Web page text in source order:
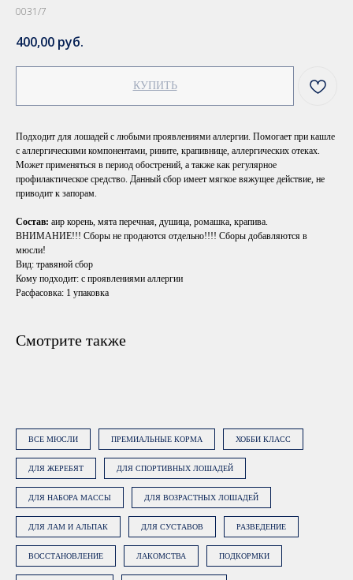
0031/7
400,00 руб.
КУПИТЬ
Подходит для лошадей с любыми проявлениями аллергии. Помогает при кашле
с аллергическими компонентами, рините, крапивнице, аллергических отеках.
Может применяться в период обострений, а также как регулярное
профилактическое средство. Данный сбор имеет мягкое вяжущее действие, не
приводит к запорам.
Состав: аир корень, мята перечная, душица, ромашка, крапива.
ВНИМАНИЕ!!! Сборы не продаются отдельно!!!! Сборы добавляются в
мюсли!
Вид: травяной сбор
Кому подходит: с проявлениями аллергии
Расфасовка: 1 упаковка
Смотрите также
ВСЕ МЮСЛИ ПРЕМИАЛЬНЫЕ КОРМА ХОББИ КЛАСС
ДЛЯ ЖЕРЕБЯТ ДЛЯ СПОРТИВНЫХ ЛОШАДЕЙ
ДЛЯ НАБОРА МАССЫ ДЛЯ ВОЗРАСТНЫХ ЛОШАДЕЙ
ДЛЯ ЛАМ И АЛЬПАК ДЛЯ СУСТАВОВ РАЗВЕДЕНИЕ
ВОССТАНОВЛЕНИЕ ЛАКОМСТВА ПОДКОРМКИ
Наши менеджеры подберут
сбалансированный рацион, подходящий
именно вашей лошади